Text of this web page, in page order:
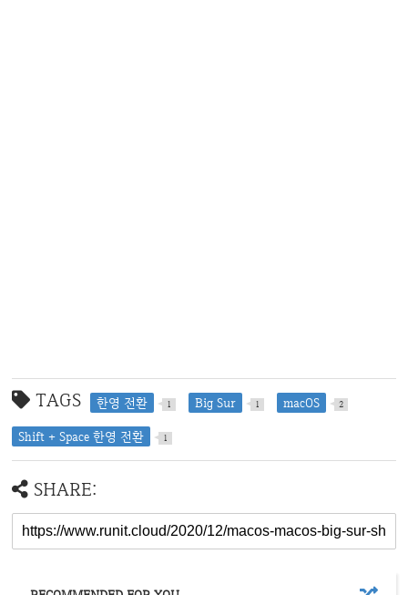
TAGS 한영 전환 1 Big Sur 1 macOS 2
Shift + Space 한영 전환 1
SHARE: